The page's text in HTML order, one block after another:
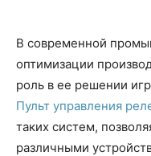
В современной
оптимизации
роль в ее решении
Пульт управления
таких систем,
различными